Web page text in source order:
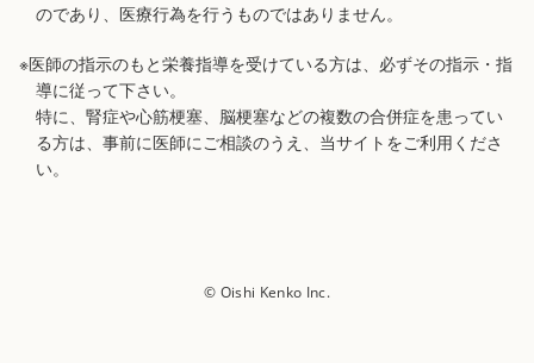
のであり、医療行為を行うものではありません。
※医師の指示のもと栄養指導を受けている方は、必ずその指示・指
導に従って下さい。
特に、腎症や心筋梗塞、脳梗塞などの複数の合併症を患ってい
る方は、事前に医師にご相談のうえ、当サイトをご利用くださ
い。
© Oishi Kenko Inc.